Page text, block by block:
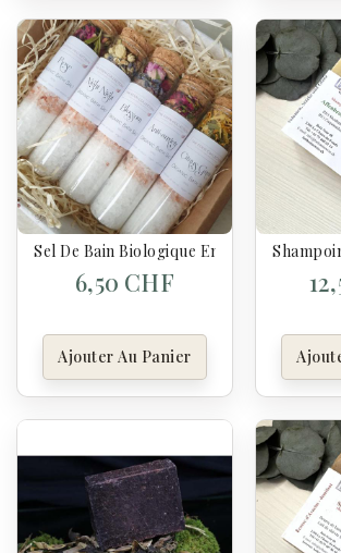
Sel De Bain Biologique En Tube De Verre
6,50 CHF
Ajouter Au Panier